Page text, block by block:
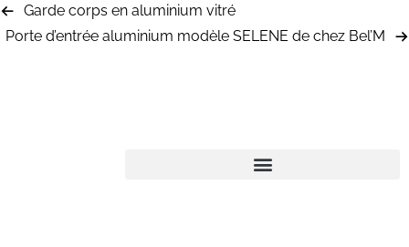
Garde corps en aluminium vitré
Porte d’entrée aluminium modèle SELENE de chez Bel’M